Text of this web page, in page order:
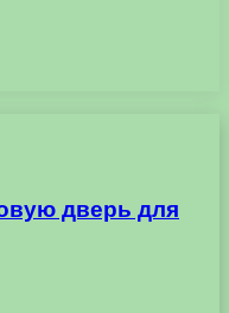
дверь для